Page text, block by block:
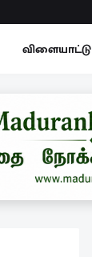
விளையாட்டு